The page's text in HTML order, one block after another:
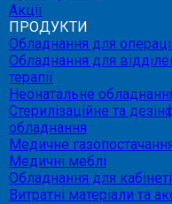
Акції
ПРОДУКТИ
Обладнання для
Обладнання для
терапії
Неонатальне
Стерилізаційне та
обладнання
Медичне
Медичні меблі
Обладнання для
Витратні матеріали та